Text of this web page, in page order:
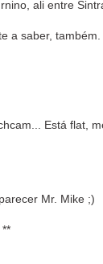
ali entre
a saber, também.
Está flat,
Mr. Mike ;)